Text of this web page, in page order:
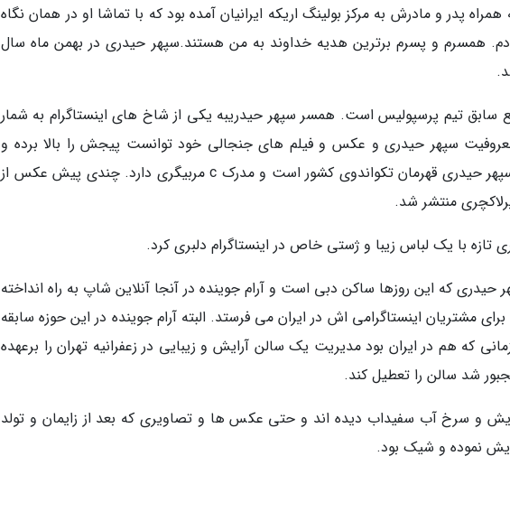
سال 1393 همسرم به همراه پدر و مادرش به مرکز بولینگ اریکه ایرانیان آمده بود که با تماشا او در همان نگاه
همسرم و پسرم برترین هدیه خداوند به من هستند.سپهر حیدری در بهمن ماه سال
سابق تیم پرسپولیس است. همسر سپهر حیدریبه یکی از شاخ های اینستاگرام به شمار
معروفیت سپهر حیدری و عکس و فیلم های جنجالی خود توانست پیجش را بالا برده و
عایدی خوبی را داشته باشد. همسر سپهر حیدری قهرمان تکواندوی کشور است و مدرک c مربیگری دارد. چندی پیش عکس از
منتشر شد.
تازه با یک لباس زیبا و ژستی خاص در اینستاگرام دلبری کرد.
که این روزها ساکن دبی است و آرام جوینده در آنجا آنلاین شاپ به راه انداخته
مشتریان اینستاگرامی اش در ایران می فرستد. البته آرام جوینده در این حوزه سابقه
که هم در ایران بود مدیریت یک سالن آرایش و زیبایی در زعفرانیه تهران را برعهده
شد سالن را تعطیل کند.
و سرخ آب سفیداب دیده اند و حتی عکس ها و تصاویری که بعد از زایمان و تولد
نموده و شیک بود.